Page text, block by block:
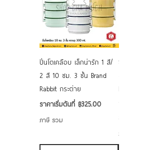
ปิ่นโตเคลือบ เล็กน่ารัก 1 สี/
2 สี 10 ซม. 3 ชั้น Brand
Rabbit กระต่าย
ราคาเริ่มต้นที่ ฿325.00
ราคาขายลด
ภาษี รวม
ชามเคลือบ
ภาษี รวม